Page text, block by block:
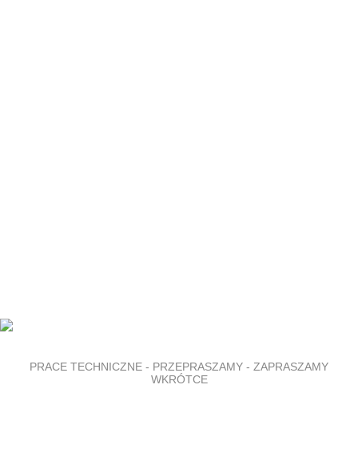
PRACE TECHNICZNE - PRZEPRASZAMY - ZAPRASZAMY
WKRÓTCE